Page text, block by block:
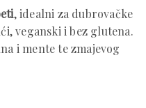
, idealni za dubrovačke
veganski i bez glutena.
i mente te zmajevog